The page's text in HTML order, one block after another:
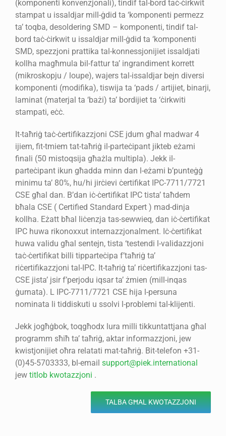
(komponenti konvenzjonali), tindif tal-bord taċ-ċirkwit
stampat u issaldjar mill-ġdid ta ‘komponenti permezz
ta’ toqba, desoldering SMD – komponenti, tindif tal-
bord taċ-ċirkwit u issaldjar mill-ġdid ta ‘komponenti
SMD, spezzjoni prattika tal-konnessjonijiet issaldjati
kollha magħmula bil-fattur ta’ ingrandiment korrett
(mikroskopju / loupe), wajers tal-issaldjar bejn diversi
komponenti (modifika), tiswija ta ‘pads / artijiet, binarji,
laminat (materjal ta ‘bażi) ta’ bordijiet ta ‘ċirkwiti
stampati, eċċ.
It-taħriġ taċ-ċertifikazzjoni CSE jdum għal madwar 4
ijiem, fit-tmiem tat-taħriġ il-parteċipant jikteb eżami
finali (50 mistoqsija għażla multipla). Jekk il-
parteċipant ikun għadda minn dan l-eżami b’punteġġ
minimu ta’ 80%, hu/hi jirċievi ċertifikat IPC-7711/7721
CSE għal dan. B’dan iċ-ċertifikat IPC tista’ taħdem
bħala CSE ( Certified Standard Expert ) mad-dinja
kollha. Eżatt bħal liċenzja tas-sewwieq, dan iċ-ċertifikat
IPC huwa rikonoxxut internazzjonalment. Iċ-ċertifikat
huwa validu għal sentejn, tista ‘testendi l-validazzjoni
taċ-ċertifikat billi tipparteċipa f’taħriġ ta’
riċertifikazzjoni tal-IPC. It-taħriġ ta’ riċertifikazzjoni tas-
CSE jista’ jsir f’perjodu iqsar ta’ żmien (mill-inqas
ġurnata). L IPC-7711/7721 CSE hija l-persuna
nominata li tiddiskuti u ssolvi l-problemi tal-klijenti.
Jekk jogħġbok, toqgħodx lura milli tikkuntattjana għal
programm sħiħ ta’ taħriġ, aktar informazzjoni, jew
kwistjonijiet oħra relatati mat-taħriġ. Bit-telefon +31-
(0)45-5703333, bl-email support@piek.international
jew titlob kwotazzjoni .
TALBA GĦAL KWOTAZZJONI